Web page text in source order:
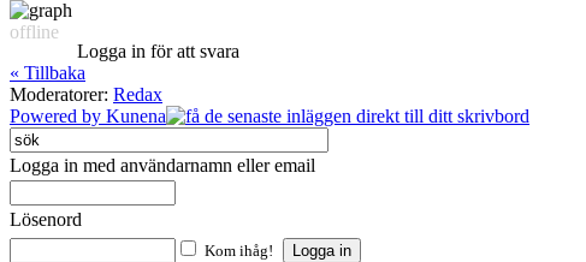
offline
Logga in för att svara
« Tillbaka
Moderatorer: Redax
Powered by Kunena
Logga in med användarnamn eller email
Lösenord
Kom ihåg!